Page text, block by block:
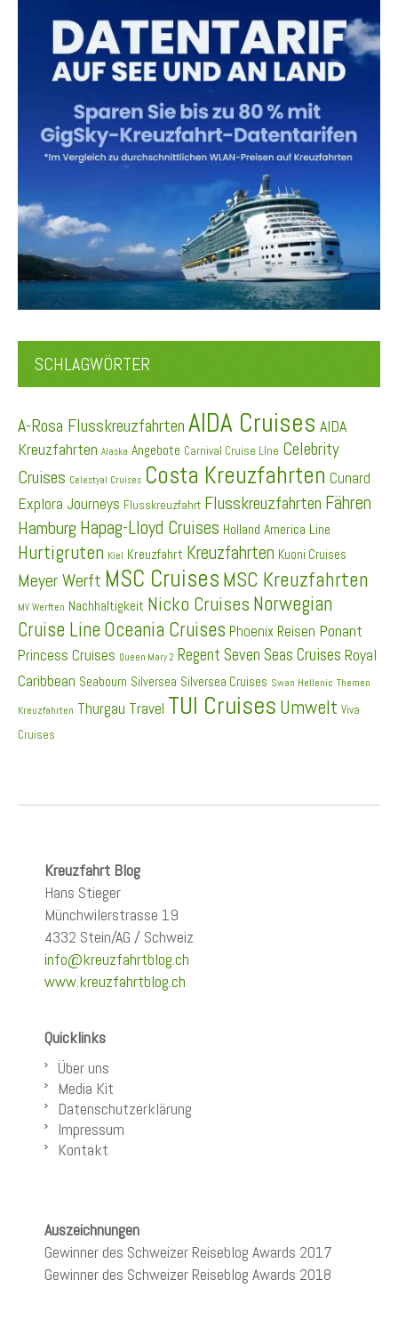
SCHLAGWÖRTER
A-Rosa Flusskreuzfahrten AIDA Cruises AIDA
Kreuzfahrten Alaska Angebote Carnival Cruise LIne Celebrity
Cruises Celestyal Cruises Costa Kreuzfahrten Cunard
Explora Journeys Flusskreuzfahrt Flusskreuzfahrten Fähren
Hamburg Hapag-Lloyd Cruises Holland America Line
Hurtigruten Kiel Kreuzfahrt Kreuzfahrten Kuoni Cruises
Meyer Werft MSC Cruises MSC Kreuzfahrten
MV Werften Nachhaltigkeit Nicko Cruises Norwegian
Cruise Line Oceania Cruises Phoenix Reisen Ponant
Princess Cruises Queen Mary 2 Regent Seven Seas Cruises Royal
Caribbean Seabourn Silversea Silversea Cruises Swan Hellenic Themen
Kreuzfahrten Thurgau Travel TUI Cruises Umwelt Viva
Cruises
Kreuzfahrt Blog
Hans Stieger
Münchwilerstrasse 19
4332 Stein/AG / Schweiz
info@kreuzfahrtblog.ch
www.kreuzfahrtblog.ch
Quicklinks
Über uns
Media Kit
Datenschutzerklärung
Impressum
Kontakt
Auszeichnungen
Gewinner des Schweizer Reiseblog Awards 2017
Gewinner des Schweizer Reiseblog Awards 2018